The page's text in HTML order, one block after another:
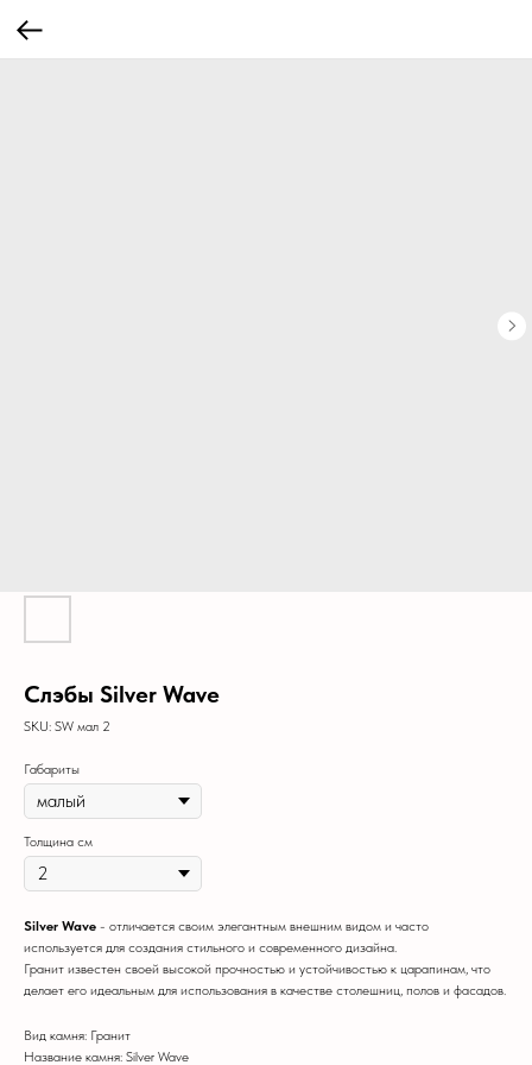
Слэбы Silver Wave
SKU: SW мал 2
Габариты
Толщина см
Silver Wave - отличается своим элегантным внешним видом и часто
используется для создания стильного и современного дизайна.
Гранит известен своей высокой прочностью и устойчивостью к царапинам, что
делает его идеальным для использования в качестве столешниц, полов и фасадов.
Вид камня: Гранит
Название камня: Silver Wave